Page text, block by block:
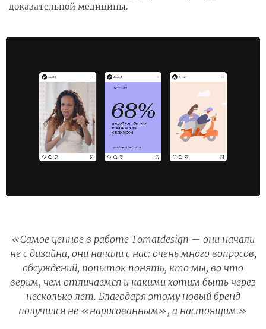
доказательной медицины.
Самое ценное в работе Tomatdesign — они начали
не с дизайна, они начали с нас: очень много вопросов,
обсуждений, попыток понять, кто мы, во что
верим, чем отличаемся и какими хотим быть через
несколько лет. Благодаря этому новый бренд
получился не «нарисованным», а настоящим.